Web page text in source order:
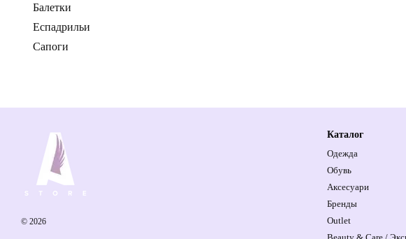
Балетки
Еспадрильи
Сапоги
© 2026
Каталог
Одежда
Обувь
Аксесуари
Бренды
Outlet